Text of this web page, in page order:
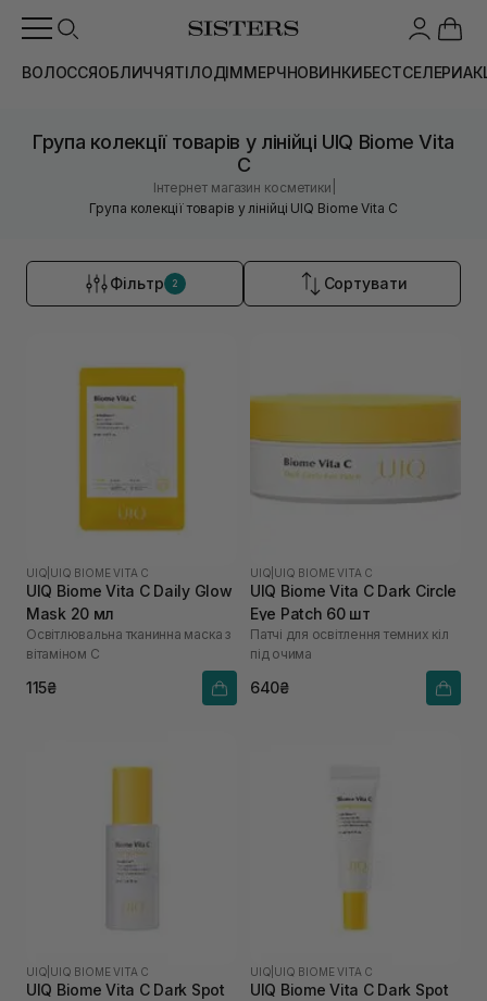
ВОЛОССЯОБЛИЧЧЯТІЛОДІММЕРЧНОВИНКИБЕСТСЕЛЕРИ
Група колекції товарів у лінійці UIQ Biome Vita
C
Інтернет магазин косметики
Група колекції товарів у лінійці UIQ Biome Vita C
Фільтр 2 Сортувати
UIQ UIQ BIOME VITA C
UIQ Biome Vita C Daily Glow
Mask 20 мл
Освітлювальна тканинна маска з
вітаміном C
115₴
UIQ UIQ BIOME VITA C
UIQ Biome Vita C Dark Circle
Eye Patch 60 шт
Патчі для освітлення темних кіл
під очима
640₴
UIQ UIQ BIOME VITA C
UIQ Biome Vita C Dark Spot
UIQ UIQ BIOME VITA C
UIQ Biome Vita C Dark Spot